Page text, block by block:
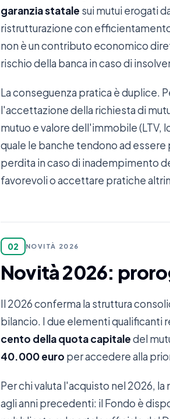
garanzia statale sui mutui erogati
ristrutturazione con
non è un contributo economico
rischio della banca in caso di
La conseguenza pratica è duplice.
l'accettazione della richiesta di
mutuo e valore dell'immobile
quale le banche tendono ad essere
perdita in caso di inadempimento
favorevoli o accettare pratiche
02 NOVITÀ 2026
Novità 2026:
Il 2026 conferma la struttura
bilancio. I due elementi qualificanti
cento della quota capitaledel
40.000 euro per accedere alla
Per chi valuta l'acquisto nel 2026, la
agli anni precedenti: il Fondo è